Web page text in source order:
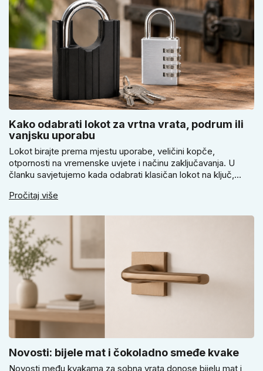
Kako odabrati lokot za vrtna vrata, podrum ili
vanjsku uporabu
Lokot birajte prema mjestu uporabe, veličini kopče,
otpornosti na vremenske uvjete i načinu zaključavanja. U
članku savjetujemo kada odabrati klasičan lokot na ključ,
vrtnih vrata, podruma ili vrtne kućice ne isplati voditi samo
Pročitaj više
Novosti: bijele mat i čokoladno smeđe kvake
Novosti među kvakama za sobna vrata donose bijelu mat i